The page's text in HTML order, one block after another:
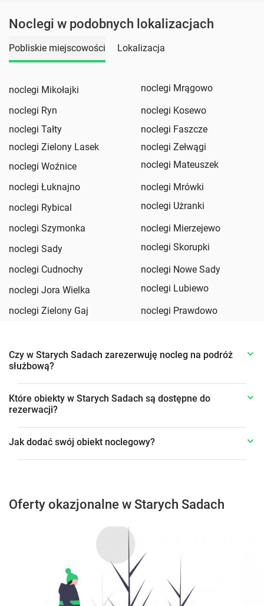
Noclegi w podobnych lokalizacjach
Pobliskie miejscowości Lokalizacja
noclegi Mikołajki
noclegi Mrągowo
noclegi Ryn
noclegi Kosewo
noclegi Tałty
noclegi Faszcze
noclegi Zielony Lasek
noclegi Zełwągi
noclegi Woźnice
noclegi Mateuszek
noclegi Łuknajno
noclegi Mrówki
noclegi Rybical
noclegi Użranki
noclegi Szymonka
noclegi Mierzejewo
noclegi Sady
noclegi Skorupki
noclegi Cudnochy
noclegi Nowe Sady
noclegi Jora Wielka
noclegi Lubiewo
noclegi Zielony Gaj
noclegi Prawdowo
Czy w Starych Sadach zarezerwuję nocleg na podróż
służbową?
Które obiekty w Starych Sadach są dostępne do
rezerwacji?
Jak dodać swój obiekt noclegowy?
Oferty okazjonalne w Starych Sadach